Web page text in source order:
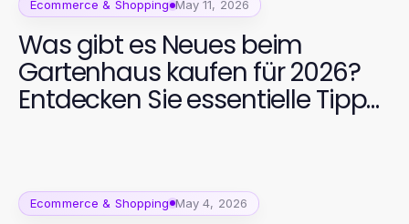
Ecommerce & Shopping May 11, 2026
Was gibt es Neues beim
Gartenhaus kaufen für 2026?
Entdecken Sie essentielle Tipps
für Ihr perfektes Gartenprojekt!
Ecommerce & Shopping May 4, 2026